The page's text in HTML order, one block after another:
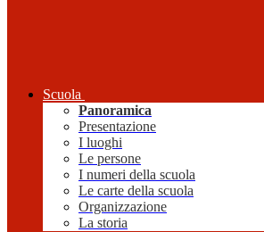
Scuola
Panoramica
Presentazione
I luoghi
Le persone
I numeri della scuola
Le carte della scuola
Organizzazione
La storia